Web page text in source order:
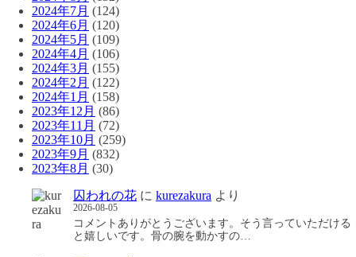
2024年7月 (124)
2024年6月 (120)
2024年5月 (109)
2024年4月 (106)
2024年3月 (155)
2024年2月 (122)
2024年1月 (158)
2023年12月 (86)
2023年11月 (72)
2023年10月 (259)
2023年9月 (832)
2023年8月 (30)
囚われの花 に kurezakura より
2026-08-05
コメントありがとうございます。そう言っていただける
と嬉しいです。骨の腕を動かすの…